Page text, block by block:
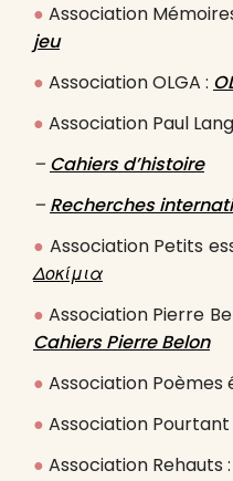
● Association
jeu
● Association OLGA :
● Association Paul
– Cahiers d’histoire
– Recherches
● Association Petits
Δοκίμια
● Association Pierre
Cahiers Pierre Belon
● Association Poèmes
● Association Pourtant
● Association Rehauts :